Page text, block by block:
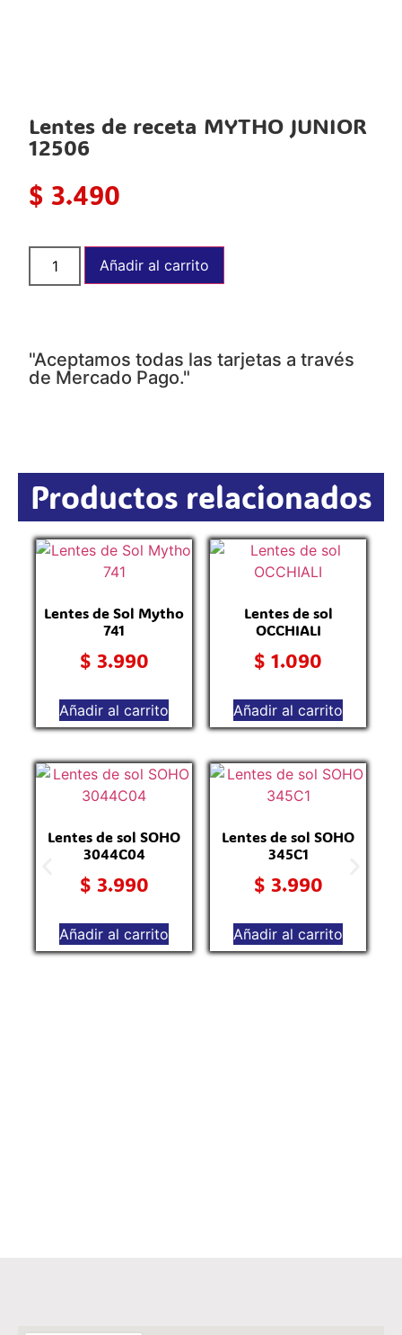
Lentes de receta MYTHO JUNIOR
12506
$ 3.490
Añadir al carrito
"Aceptamos todas las tarjetas a través
de Mercado Pago."
Productos relacionados
Lentes de Sol Mytho
741
$ 3.990
Añadir al carrito
Lentes de sol
OCCHIALI
$ 1.090
Añadir al carrito
Lentes de sol SOHO
3044C04
$ 3.990
Añadir al carrito
Lentes de sol SOHO
345C1
$ 3.990
Añadir al carrito